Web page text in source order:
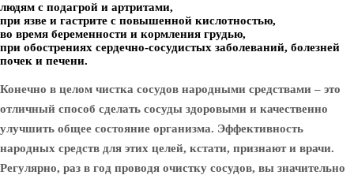
людям с подагрой и артритами,
при язве и гастрите с повышенной кислотностью,
во время беременности и кормления грудью,
при обострениях сердечно-сосудистых заболеваний, болезней
почек и печени.
Конечно в целом чистка сосудов народными средствами – это
отличный способ сделать сосуды здоровыми и качественно
улучшить общее состояние организма. Эффективность
народных средств для этих целей, кстати, признают и врачи.
Регулярно, раз в год проводя очистку сосудов, вы значительно